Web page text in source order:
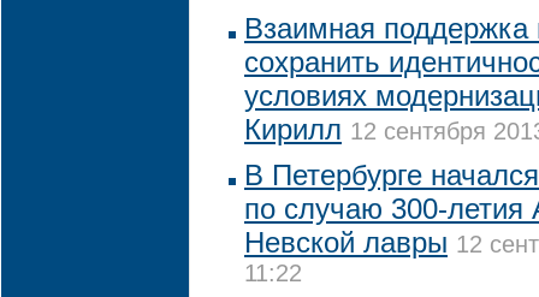
Взаимная поддержка
сохранить
условиях
Кирилл 12 сентября
В Петербурге
по случаю 300-летия
Невской лавры 12
11:22